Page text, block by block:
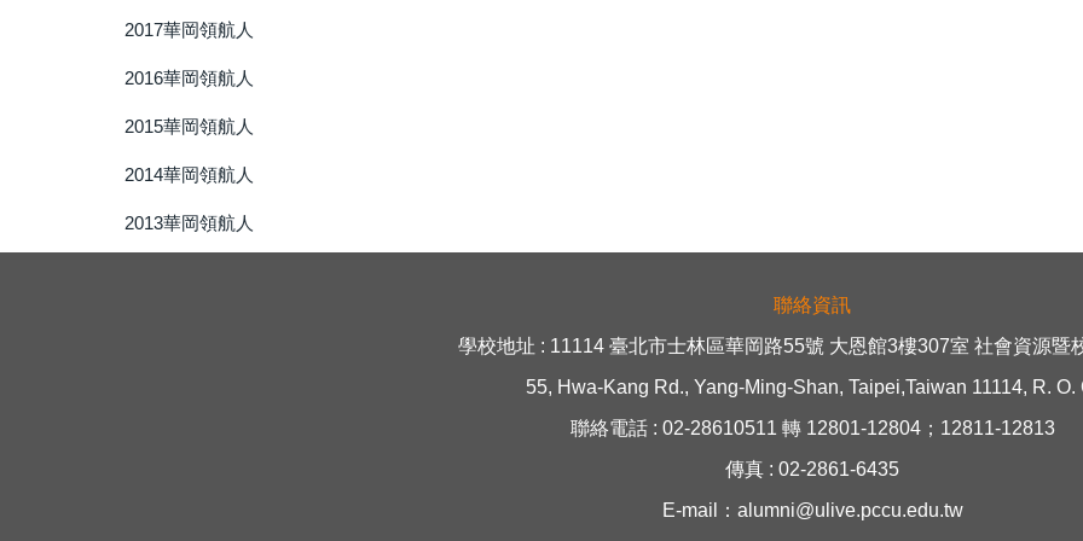
2017華岡領航人
2016華岡領航人
2015華岡領航人
2014華岡領航人
2013華岡領航人
聯絡資訊
學校地址 : 11114 臺北市士林區華岡路55號 大恩館3樓307室 社會資源暨
55, Hwa-Kang Rd., Yang-Ming-Shan, Taipei,Taiwan 11114, R. O.
聯絡電話 : 02-28610511 轉 12801-12804；12811-12813
傳真 : 02-2861-6435
E-mail：alumni@ulive.pccu.edu.tw